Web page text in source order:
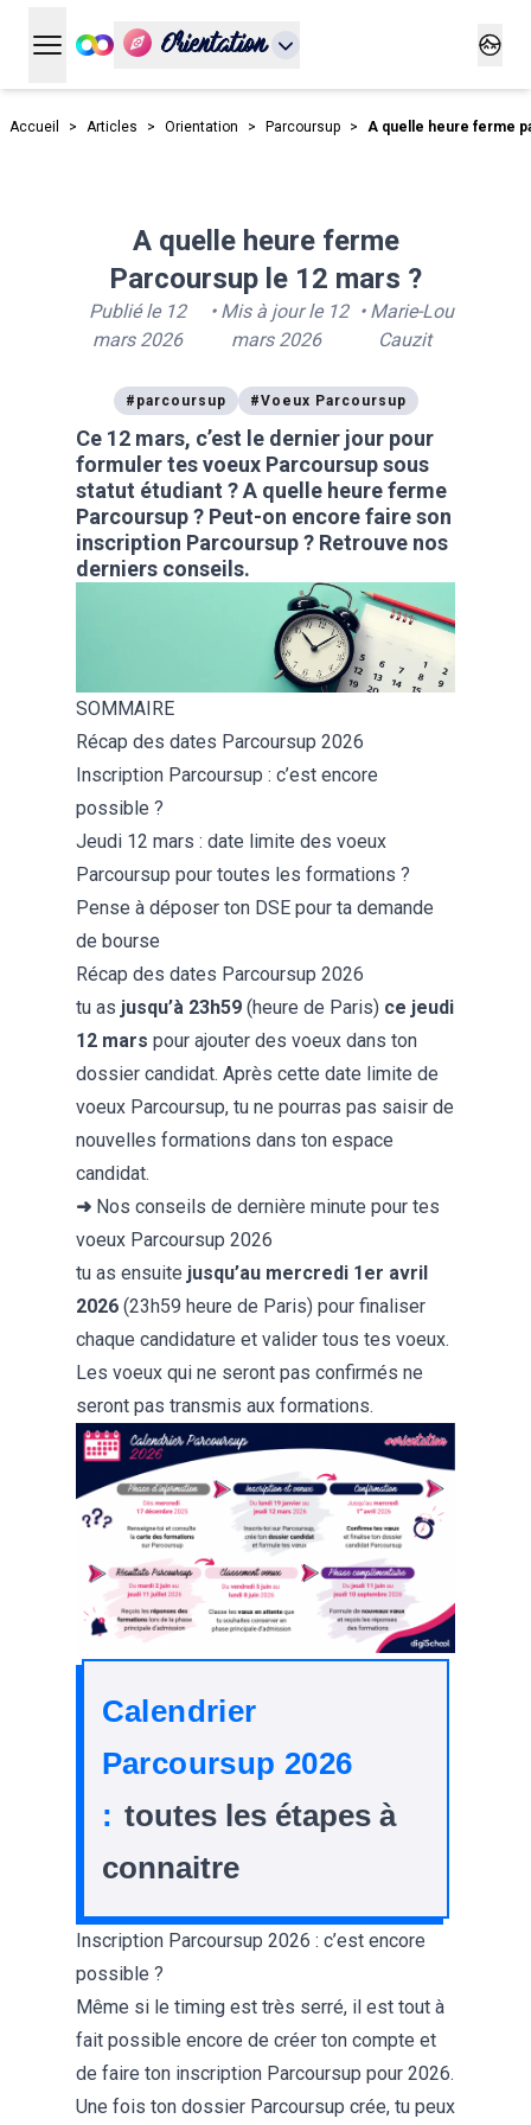
Ouvrir le menu principal
Orientation
Accueil > Articles > Orientation > Parcoursup > A quelle heure ferme
A quelle heure ferme
Parcoursup le 12 mars ?
Publié le 12
mars 2026
• Mis à jour le 12
mars 2026
• Marie-Lou
Cauzit
# parcoursup #Voeux Parcoursup
Ce 12 mars, c’est le dernier jour pour
formuler tes voeux Parcoursup sous
statut étudiant ? A quelle heure ferme
Parcoursup ? Peut-on encore faire son
inscription Parcoursup ? Retrouve nos
derniers conseils.
SOMMAIRE
Récap des dates Parcoursup 2026
Inscription Parcoursup : c’est encore
possible ?
Jeudi 12 mars : date limite des voeux
Parcoursup pour toutes les formations ?
Pense à déposer ton DSE pour ta demande
de bourse
Récap des dates Parcoursup 2026
tu as jusqu’à 23h59 (heure de Paris) ce jeudi
12 mars pour ajouter des voeux dans ton
dossier candidat. Après cette date limite de
voeux Parcoursup, tu ne pourras pas saisir de
nouvelles formations dans ton espace
candidat.
➜ Nos conseils de dernière minute pour tes
voeux Parcoursup 2026
tu as ensuite jusqu’au mercredi 1er avril
2026 (23h59 heure de Paris) pour finaliser
chaque candidature et valider tous tes voeux.
Les voeux qui ne seront pas confirmés ne
seront pas transmis aux formations.
Calendrier
Parcoursup 2026
: toutes les étapes à
connaitre
Inscription Parcoursup 2026 : c’est encore
possible ?
Même si le timing est très serré, il est tout à
fait possible encore de créer ton compte et
de faire ton inscription Parcoursup pour 2026.
Une fois ton dossier Parcoursup crée, tu peux